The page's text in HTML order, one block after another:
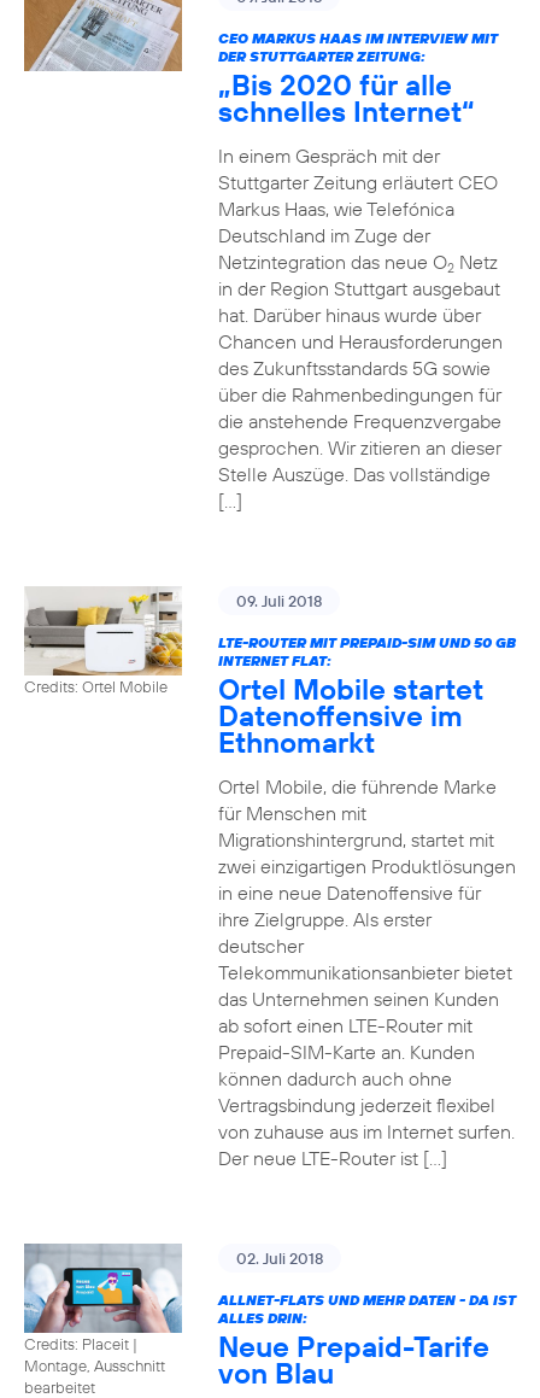
CEO MARKUS HAAS IM INTERVIEW MIT
DER STUTTGARTER ZEITUNG:
„Bis 2020 für alle
schnelles Internet“
In einem Gespräch mit der
Stuttgarter Zeitung erläutert CEO
Markus Haas, wie Telefónica
Deutschland im Zuge der
Netzintegration das neue O2Netz
in der Region Stuttgart ausgebaut
hat. Darüber hinaus wurde über
Chancen und Herausforderungen
des Zukunftsstandards 5G sowie
über die Rahmenbedingungen für
die anstehende Frequenzvergabe
gesprochen. Wir zitieren an dieser
Stelle Auszüge. Das vollständige
[…]
Credits: Ortel Mobile
09. Juli 2018
LTE-ROUTER MIT PREPAID-SIM UND 50 GB
INTERNET FLAT:
Ortel Mobile startet
Datenoffensive im
Ethnomarkt
Ortel Mobile, die führende Marke
für Menschen mit
Migrationshintergrund, startet mit
zwei einzigartigen Produktlösungen
in eine neue Datenoffensive für
ihre Zielgruppe. Als erster
deutscher
Telekommunikationsanbieter bietet
das Unternehmen seinen Kunden
ab sofort einen LTE-Router mit
Prepaid-SIM-Karte an. Kunden
können dadurch auch ohne
Vertragsbindung jederzeit flexibel
von zuhause aus im Internet surfen.
Der neue LTE-Router ist […]
Credits: Placeit |
Montage, Ausschnitt
bearbeitet
02. Juli 2018
ALLNET-FLATS UND MEHR DATEN - DA IST
ALLES DRIN:
Neue Prepaid-Tarife
von Blau